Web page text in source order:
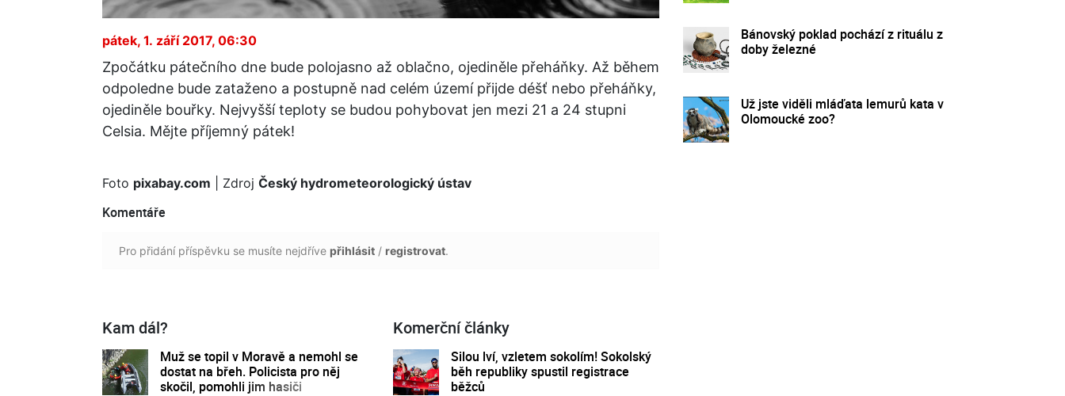
pátek, 1. září 2017, 06:30
Zpočátku pátečního dne bude polojasno až oblačno, ojediněle přeháňky. Až během
odpoledne bude zataženo a postupně nad celém území přijde déšť nebo přeháňky,
ojediněle bouřky. Nejvyšší teploty se budou pohybovat jen mezi 21 a 24 stupni
Celsia. Mějte příjemný pátek!
Foto pixabay.com | Zdroj Český hydrometeorologický ústav
Komentáře
Pro přidání příspěvku se musíte nejdříve přihlásit / registrovat.
Kam dál?
Muž se topil v Moravě a nemohl se
dostat na břeh. Policista pro něj
skočil, pomohli jim hasiči
Komerční články
Silou lví, vzletem sokolím! Sokolský
běh republiky spustil registrace
běžců
Bánovský poklad pochází z rituálu z
doby železné
Už jste viděli mláďata lemurů kata v
Olomoucké zoo?